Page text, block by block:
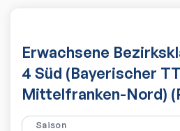
Erwachsene
4 Süd (Bayerischer
Mittelfranken-Nord)
Saison